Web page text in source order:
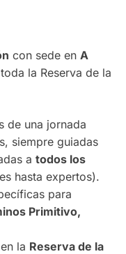
con sede en A
la Reserva de la
de una jornada
siempre guiadas
a todos los
hasta expertos).
para
Primitivo,
la Reserva de la